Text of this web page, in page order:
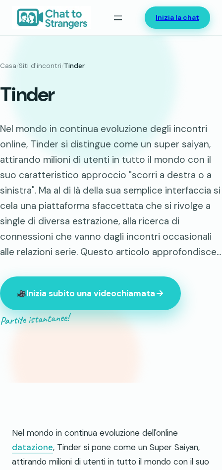
contenuto
Inizia la chat
Casa/Siti d'incontri/Tinder
Tinder
Nel mondo in continua evoluzione degli incontri
online, Tinder si distingue come un super saiyan,
attirando milioni di utenti in tutto il mondo con il
suo caratteristico approccio "scorri a destra o a
sinistra". Ma al di là della sua semplice interfaccia si
cela una piattaforma sfaccettata che si rivolge a
single di diversa estrazione, alla ricerca di
connessioni che vanno dagli incontri occasionali
alle relazioni serie. Questo articolo approfondisce...
Inizia subito una videochiamata
Partite istantanee!
Nel mondo in continua evoluzione dell'online
datazione, Tinder si pone come un Super Saiyan,
attirando milioni di utenti in tutto il mondo con il suo